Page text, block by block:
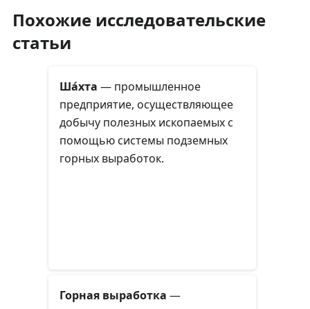
Похожие исследовательские
статьи
Ша́хта — промышленное
предприятие, осуществляющее
добычу полезных ископаемых с
помощью системы подземных
горных выработок.
Горная выработка —